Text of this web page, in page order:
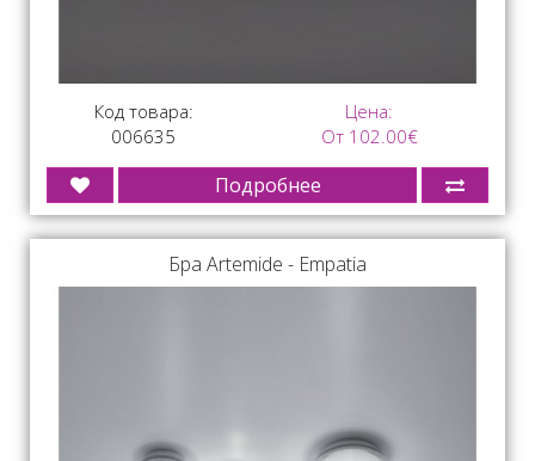
Код товара:
006635
Цена:
От 102.00€
Подробнее
Бра Artemide - Empatia